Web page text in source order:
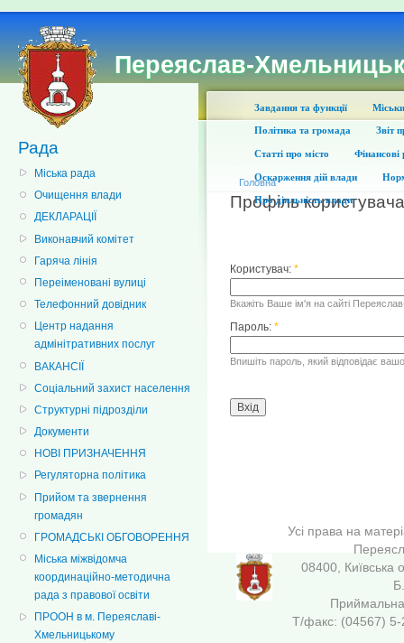
Переяслав-
Рада
Міська рада
Очищення влади
ДЕКЛАРАЦІЇ
Виконавчий комітет
Гаряча лінія
Переіменовані вулиці
Телефонний довідник
Центр надання
адмінітративних послуг
ВАКАНСІЇ
Соціальний захист населення
Структурні підрозділи
Документи
НОВІ ПРИЗНАЧЕННЯ
Регуляторна політика
Прийом та звернення
громадян
ГРОМАДСЬКІ ОБГОВОРЕННЯ
Міська міжвідомча
координаційно-методична
рада з правової освіти
ПРООН в м. Переяславі-
Хмельницькому
Завдання та функції
Політика та громада Звіт
Статті про місто Фінансові
Оскарження дій влади
Про діяльність влади
Головна
Профіль користувача
Користувач: *
Вкажіть Ваше ім'я на сайті
Пароль: *
Впишіть пароль, який відповідає
Усі права на
08400, Київська
Т/факс: